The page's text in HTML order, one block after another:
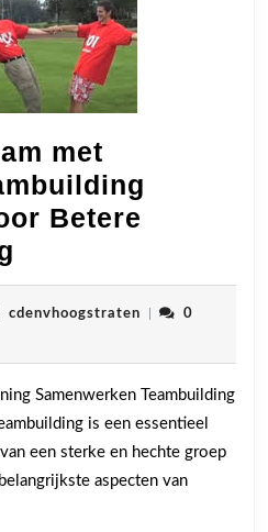
met
Betere
je
Team
Effectieve
Teambuilding
Oefeningen
voor
cdenvhoogstraten
0
Samenwerken Teambuilding
is een essentieel
een sterke en hechte groep
aspecten van